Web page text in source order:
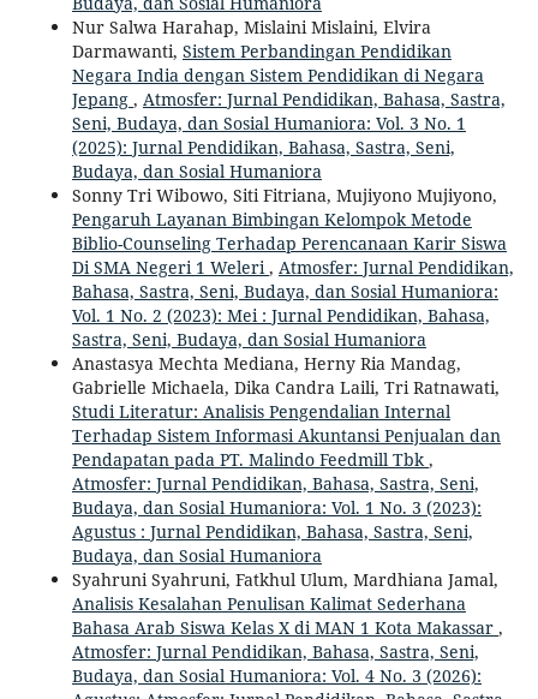
Nur Salwa Harahap, Mislaini Mislaini, Elvira
Darmawanti, Sistem Perbandingan Pendidikan
Negara India dengan Sistem Pendidikan di Negara
Jepang , Atmosfer: Jurnal Pendidikan, Bahasa, Sastra,
Seni, Budaya, dan Sosial Humaniora: Vol. 3 No. 1
(2025): Jurnal Pendidikan, Bahasa, Sastra, Seni,
Budaya, dan Sosial Humaniora
Sonny Tri Wibowo, Siti Fitriana, Mujiyono Mujiyono,
Pengaruh Layanan Bimbingan Kelompok Metode
Biblio-Counseling Terhadap Perencanaan Karir Siswa
Di SMA Negeri 1 Weleri , Atmosfer: Jurnal Pendidikan,
Bahasa, Sastra, Seni, Budaya, dan Sosial Humaniora:
Vol. 1 No. 2 (2023): Mei : Jurnal Pendidikan, Bahasa,
Sastra, Seni, Budaya, dan Sosial Humaniora
Anastasya Mechta Mediana, Herny Ria Mandag,
Gabrielle Michaela, Dika Candra Laili, Tri Ratnawati,
Studi Literatur: Analisis Pengendalian Internal
Terhadap Sistem Informasi Akuntansi Penjualan dan
Pendapatan pada PT. Malindo Feedmill Tbk ,
Atmosfer: Jurnal Pendidikan, Bahasa, Sastra, Seni,
Budaya, dan Sosial Humaniora: Vol. 1 No. 3 (2023):
Agustus : Jurnal Pendidikan, Bahasa, Sastra, Seni,
Budaya, dan Sosial Humaniora
Syahruni Syahruni, Fatkhul Ulum, Mardhiana Jamal,
Analisis Kesalahan Penulisan Kalimat Sederhana
Bahasa Arab Siswa Kelas X di MAN 1 Kota Makassar ,
Atmosfer: Jurnal Pendidikan, Bahasa, Sastra, Seni,
Budaya, dan Sosial Humaniora: Vol. 4 No. 3 (2026):